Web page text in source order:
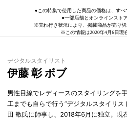
●この特集で使用した商品の価格は、すべ
●一部店舗とオンラインスト
※売れ行き状況により、掲載商品が売り切
※この情報は2020年4月6日現
デジタルスタイリスト
伊藤 彰 ボブ
男性目線でレディースのスタイリングを
工までも自らで行う“デジタルスタイリ
田 敬氏に師事し、2018年6月に独立。現